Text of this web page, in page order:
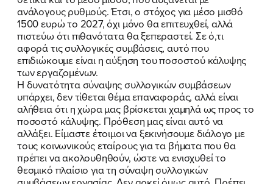
ανάλογους ρυθμούς. Έτσι, ο στόχος για μέσο μισθό
1500 ευρώ το 2027, όχι μόνο θα επιτευχθεί, αλλά
πιστεύω ότι πιθανότατα θα ξεπεραστεί. Σε ό,τι
αφορά τις συλλογικές συμβάσεις, αυτό που
επιδιώκουμε είναι η αύξηση του ποσοστού κάλυψης
των εργαζομένων.
Η δυνατότητα σύναψης συλλογικών συμβάσεων
υπάρχει, δεν τίθεται θέμα επαναφοράς, αλλά είναι
αλήθεια ότι η χώρα μας βρίσκεται χαμηλά ως προς το
ποσοστό κάλυψης. Πρόθεση μας είναι αυτό να
αλλάξει. Είμαστε έτοιμοι να ξεκινήσουμε διάλογο με
τους κοινωνικούς εταίρους για τα βήματα που θα
πρέπει να ακολουθηθούν, ώστε να ενισχυθεί το
θεσμικό πλαίσιο για τη σύναψη συλλογικών